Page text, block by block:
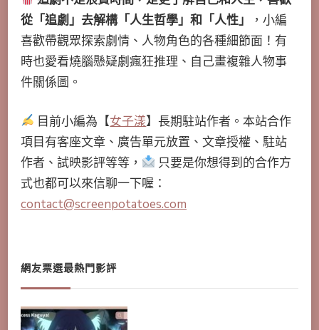
從「追劇」去解構「人生哲學」和「人性」
，小編
喜歡帶觀眾探索劇情、人物角色的各種細節面！有
時也愛看燒腦懸疑劇瘋狂推理、自己畫複雜人物事
件關係圖。
目前小編為【女子漾】長期駐站作者。本站合作
項目有客座文章、廣告單元放置、文章授權、駐站
作者、試映影評等等，
只要是你想得到的合作方
式也都可以來信聊一下喔：
contact@screenpotatoes.com
網友票選最熱門影評